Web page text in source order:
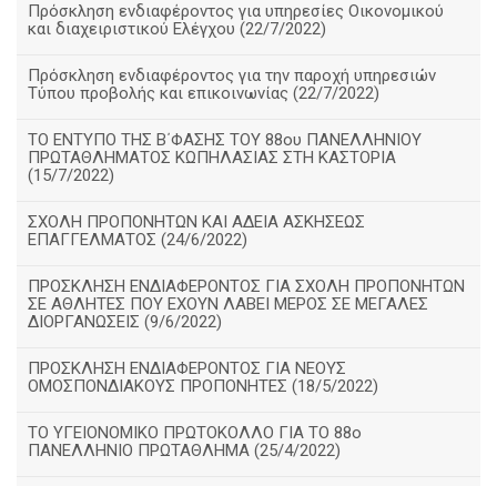
Πρόσκληση ενδιαφέροντος για υπηρεσίες Οικονομικού
και διαχειριστικού Ελέγχου (22/7/2022)
Πρόσκληση ενδιαφέροντος για την παροχή υπηρεσιών
Τύπου προβολής και επικοινωνίας (22/7/2022)
ΤΟ ΕΝΤΥΠΟ ΤΗΣ Β΄ΦΑΣΗΣ ΤΟΥ 88ου ΠΑΝΕΛΛΗΝΙΟΥ
ΠΡΩΤΑΘΛΗΜΑΤΟΣ ΚΩΠΗΛΑΣΙΑΣ ΣΤΗ ΚΑΣΤΟΡΙΑ
(15/7/2022)
ΣΧΟΛΗ ΠΡΟΠΟΝΗΤΩΝ ΚΑΙ ΑΔΕΙΑ ΑΣΚΗΣΕΩΣ
ΕΠΑΓΓΕΛΜΑΤΟΣ (24/6/2022)
ΠΡΟΣΚΛΗΣΗ ΕΝΔΙΑΦΕΡΟΝΤΟΣ ΓΙΑ ΣΧΟΛΗ ΠΡΟΠΟΝΗΤΩΝ
ΣΕ ΑΘΛΗΤΕΣ ΠΟΥ ΕΧΟΥΝ ΛΑΒΕΙ ΜΕΡΟΣ ΣΕ ΜΕΓΑΛΕΣ
ΔΙΟΡΓΑΝΩΣΕΙΣ (9/6/2022)
ΠΡΟΣΚΛΗΣΗ ΕΝΔΙΑΦΕΡΟΝΤΟΣ ΓΙΑ ΝΕΟΥΣ
ΟΜΟΣΠΟΝΔΙΑΚΟΥΣ ΠΡΟΠΟΝΗΤΕΣ (18/5/2022)
ΤΟ ΥΓΕΙΟΝΟΜΙΚΟ ΠΡΩΤΟΚΟΛΛΟ ΓΙΑ ΤΟ 88ο
ΠΑΝΕΛΛΗΝΙΟ ΠΡΩΤΑΘΛΗΜΑ (25/4/2022)